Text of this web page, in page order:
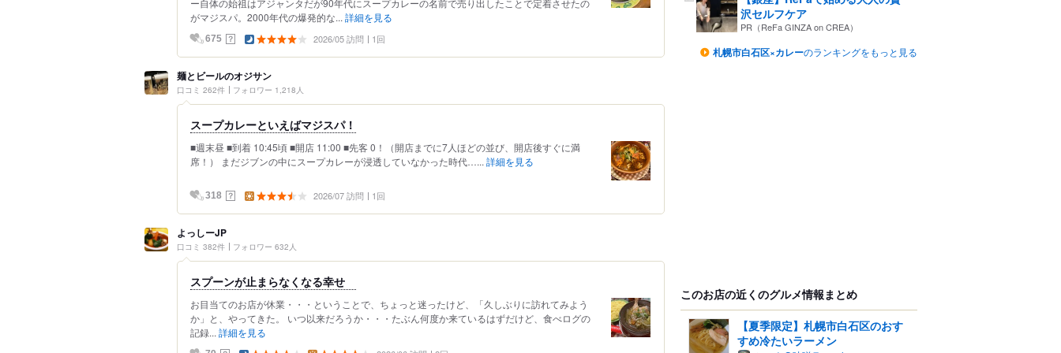
ー自体の始祖はアジャンタだが90年代にスープカレーの名前で売り出したことで定着させたの
がマジスパ。2000年代の爆発的な... 詳細を見る
675 ？ 2026/05 訪問 1回
麺とビールのオジサン
口コミ 262件 フォロワー 1,218人
スープカレーといえばマジスパ！
■週末昼 ■到着 10:45頃 ■開店 11:00 ■先客 0！（開店までに7人ほどの並び、開店後すぐに満
席！） まだジブンの中にスープカレーが浸透していなかった時代…... 詳細を見る
318 ？ 2026/07 訪問 1回
よっしーJP
口コミ 382件 フォロワー 632人
スプーンが止まらなくなる幸せ
お目当てのお店が休業・・・ということで、ちょっと迷ったけど、「久しぶりに訪れてみよう
か」と、やってきた。 いつ以来だろうか・・・たぶん何度か来ているはずだけど、食べログの
記録... 詳細を見る
沢セルフケア
PR（ReFa GINZA on CREA）
札幌市白石区×カレーのランキングをもっと見る
このお店の近くのグルメ情報まとめ
【夏季限定】札幌市白石区のおす
すめ冷たいラーメン